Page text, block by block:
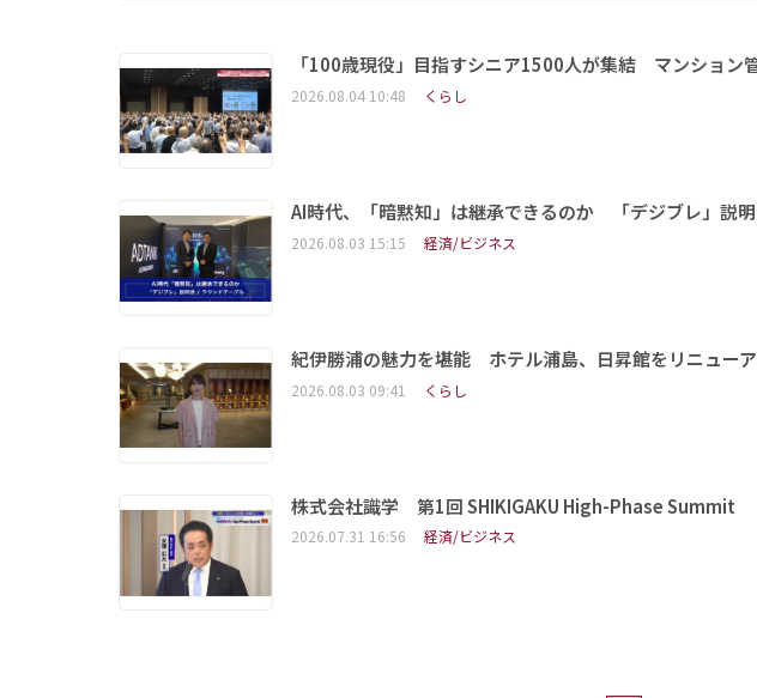
「100歳現役」目指すシニア1500人が集結 マンション
2026.08.04 10:48 くらし
AI時代、「暗黙知」は継承できるのか 「デジブレ」説
2026.08.03 15:15 経済/ビジネス
紀伊勝浦の魅力を堪能 ホテル浦島、日昇館をリニュー
2026.08.03 09:41 くらし
株式会社識学 第1回 SHIKIGAKU High-Phase Summit
2026.07.31 16:56 経済/ビジネス